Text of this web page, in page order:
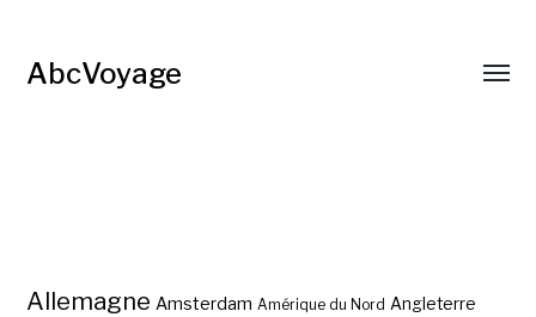
AbcVoyage
Allemagne Amsterdam Amérique du Nord Angleterre